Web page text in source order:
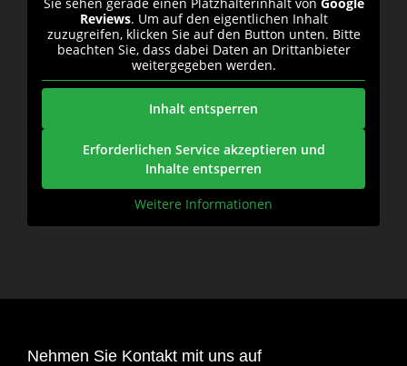
Reviews. Um auf den eigentlichen Inhalt
zuzugreifen, klicken Sie auf den Button unten. Bitte
beachten Sie, dass dabei Daten an Drittanbieter
weitergegeben werden.
Inhalt entsperren
Erforderlichen Service akzeptieren und
Inhalte entsperren
Weitere Informationen
Nehmen Sie Kontakt mit uns auf